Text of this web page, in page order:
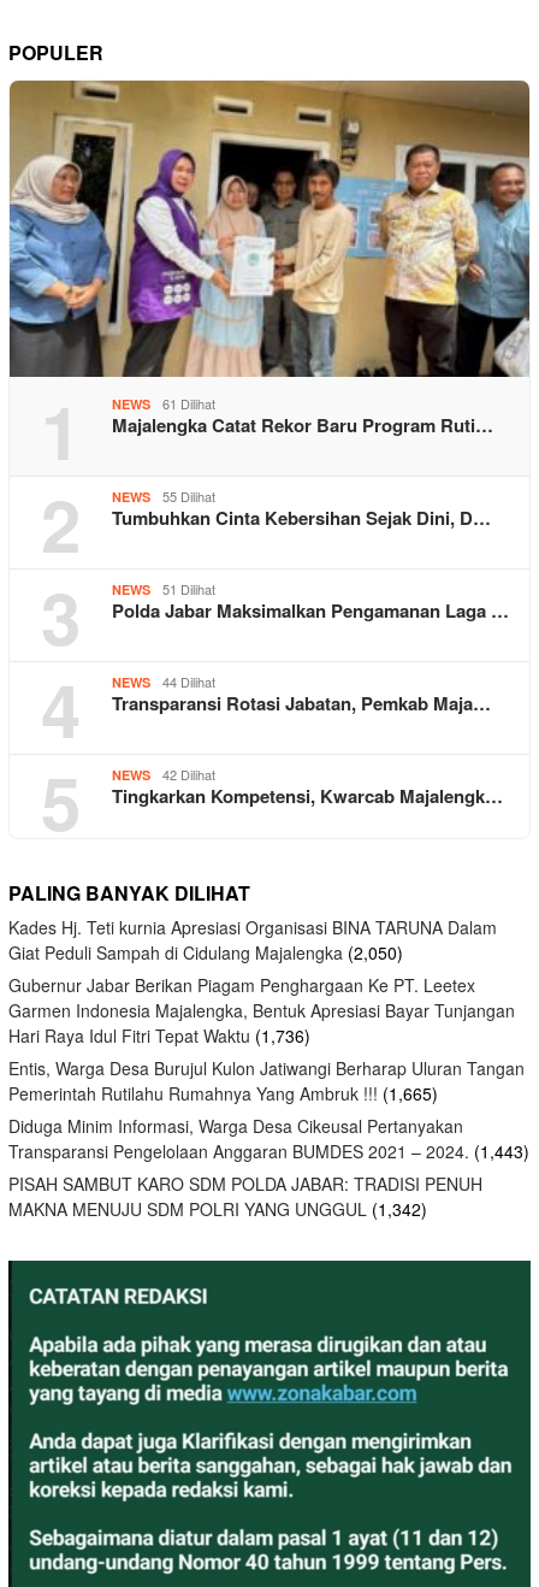
POPULER
1 NEWS 61 Dilihat
Majalengka Catat Rekor Baru Program Ruti…
2 NEWS 55 Dilihat
Tumbuhkan Cinta Kebersihan Sejak Dini, D…
3 NEWS 51 Dilihat
Polda Jabar Maksimalkan Pengamanan Laga …
4 NEWS 44 Dilihat
Transparansi Rotasi Jabatan, Pemkab Maja…
5 NEWS 42 Dilihat
Tingkarkan Kompetensi, Kwarcab Majalengk…
PALING BANYAK DILIHAT
Kades Hj. Teti kurnia Apresiasi Organisasi BINA TARUNA Dalam
Giat Peduli Sampah di Cidulang Majalengka (2,050)
Gubernur Jabar Berikan Piagam Penghargaan Ke PT. Leetex
Garmen Indonesia Majalengka, Bentuk Apresiasi Bayar Tunjangan
Hari Raya Idul Fitri Tepat Waktu (1,736)
Entis, Warga Desa Burujul Kulon Jatiwangi Berharap Uluran Tangan
Pemerintah Rutilahu Rumahnya Yang Ambruk !!! (1,665)
Diduga Minim Informasi, Warga Desa Cikeusal Pertanyakan
Transparansi Pengelolaan Anggaran BUMDES 2021 – 2024. (1,443)
PISAH SAMBUT KARO SDM POLDA JABAR: TRADISI PENUH
MAKNA MENUJU SDM POLRI YANG UNGGUL (1,342)